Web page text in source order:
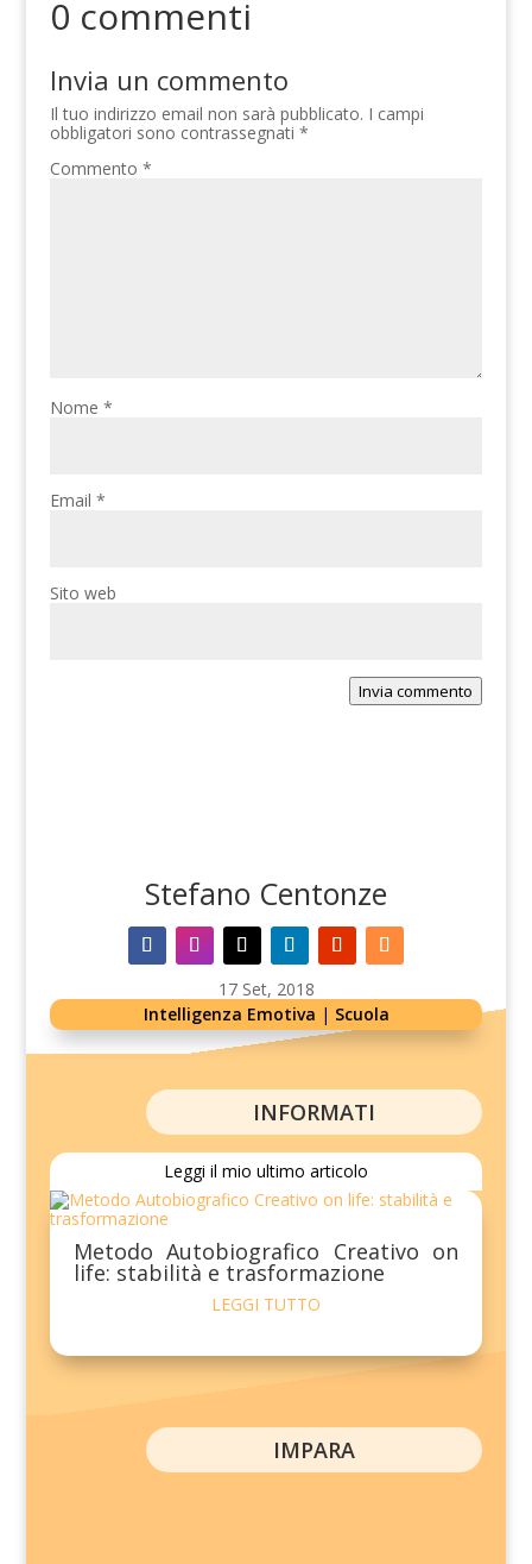
0 commenti
Invia un commento
Il tuo indirizzo email non sarà pubblicato. I campi
obbligatori sono contrassegnati*
Commento*
Nome*
Email*
Sito web
Invia commento
Stefano Centonze
17 Set, 2018
Intelligenza Emotiva | Scuola
INFORMATI
Leggi il mio ultimo articolo
Metodo Autobiografico Creativo on
life: stabilità e trasformazione
LEGGI TUTTO
IMPARA